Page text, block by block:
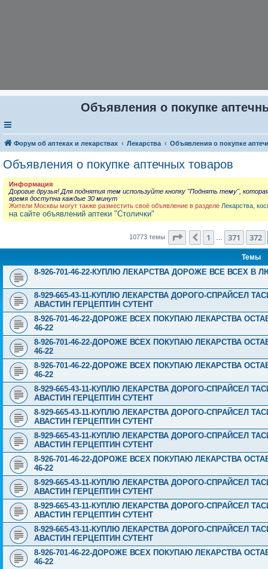
Объявления о покупке
Форум об аптеках и лекарствах Лекарства Объявления о покупке
Объявления о покупке аптечных товаров
Информация
Дорогие друзья! Для поднятия тем используйте кнопку "Поднять тему",
время доступна каждые 30 минут
Жители Москвы могут также разместить своё объявление в разделе Лекарства,
на сайте объявлений аптеки "Столички"
10773 темы Страница 373из 431
Пред.
1 371 372
Темы
8-926-701-46-22-КУПЛЮ ЛЕКАРСТВА ДОРОЖЕ ВСЕ ВСЕХ В
8-929-665-43-11-КУПЛЮ ЛЕКАРСТВА ДОРОГО-СПРАЙСЕЛ
АВАСТИН ГЕРЦЕПТИН СУТЕНТ
8-926-701-46-22-ДОРОЖЕ ВСЕХ ПОКУПАЮ ЛЕКАРСТВА
46-22
8-926-701-46-22-ДОРОЖЕ ВСЕХ ПОКУПАЮ ЛЕКАРСТВА
46-22
8-926-701-46-22-ДОРОЖЕ ВСЕХ ПОКУПАЮ ЛЕКАРСТВА
46-22
8-929-665-43-11-КУПЛЮ ЛЕКАРСТВА ДОРОГО-СПРАЙСЕЛ
АВАСТИН ГЕРЦЕПТИН СУТЕНТ
8-929-665-43-11-КУПЛЮ ЛЕКАРСТВА ДОРОГО-СПРАЙСЕЛ
АВАСТИН ГЕРЦЕПТИН СУТЕНТ
8-929-665-43-11-КУПЛЮ ЛЕКАРСТВА ДОРОГО-СПРАЙСЕЛ
АВАСТИН ГЕРЦЕПТИН СУТЕНТ
8-926-701-46-22-ДОРОЖЕ ВСЕХ ПОКУПАЮ ЛЕКАРСТВА
46-22
8-929-665-43-11-КУПЛЮ ЛЕКАРСТВА ДОРОГО-СПРАЙСЕЛ
АВАСТИН ГЕРЦЕПТИН СУТЕНТ
8-929-665-43-11-КУПЛЮ ЛЕКАРСТВА ДОРОГО-СПРАЙСЕЛ
АВАСТИН ГЕРЦЕПТИН СУТЕНТ
8-929-665-43-11-КУПЛЮ ЛЕКАРСТВА ДОРОГО-СПРАЙСЕЛ
АВАСТИН ГЕРЦЕПТИН СУТЕНТ
8-926-701-46-22-ДОРОЖЕ ВСЕХ ПОКУПАЮ ЛЕКАРСТВА
46-22